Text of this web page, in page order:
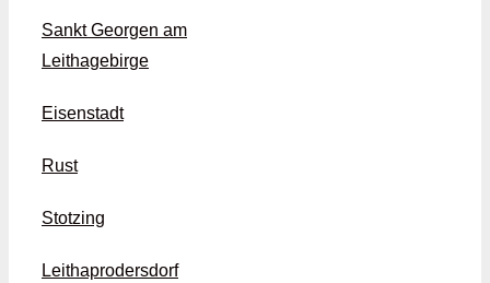
Sankt Georgen am
Leithagebirge
Eisenstadt
Rust
Stotzing
Leithaprodersdorf